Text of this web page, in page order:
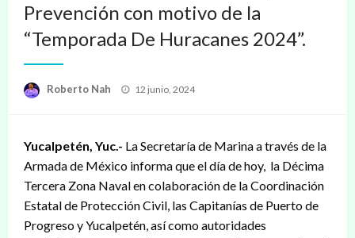
Prevención con motivo de la
“Temporada De Huracanes 2024”.
Roberto Nah
Publicado
12 junio, 2024
Yucalpetén, Yuc.- La Secretaría de Marina a través de la
Armada de México informa que el día de hoy, la Décima
Tercera Zona Naval en colaboración de la Coordinación
Estatal de Protección Civil, las Capitanías de Puerto de
Progreso y Yucalpetén, así como autoridades